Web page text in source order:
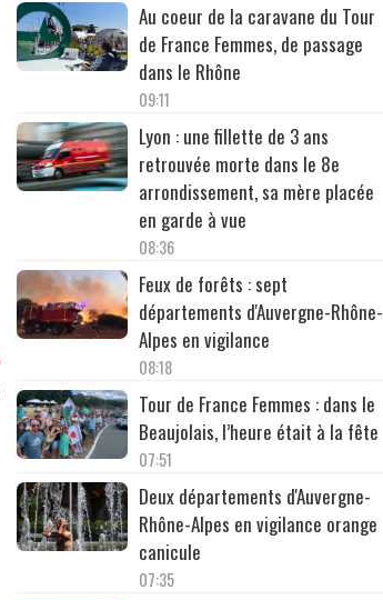
Au coeur de la caravane du Tour
de France Femmes, de passage
dans le Rhône
09:11
Lyon : une fillette de 3 ans
retrouvée morte dans le 8e
arrondissement, sa mère placée
en garde à vue
08:36
Feux de forêts : sept
départements d'Auvergne-Rhône-
Alpes en vigilance
08:18
Tour de France Femmes : dans le
Beaujolais, l’heure était à la fête
07:51
Deux départements d'Auvergne-
Rhône-Alpes en vigilance orange
canicule
07:35